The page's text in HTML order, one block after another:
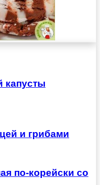
капусты
и грибами
по-корейски со